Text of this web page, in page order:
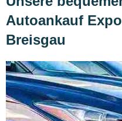
Autoankauf
Breisgau